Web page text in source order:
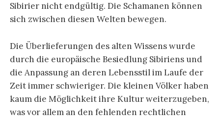
Sibirier nicht endgültig. Die Schamanen können
sich zwischen diesen Welten bewegen.
Die Überlieferungen des alten Wissens wurde
durch die europäische Besiedlung Sibiriens und
die Anpassung an deren Lebensstil im Laufe der
Zeit immer schwieriger. Die kleinen Völker haben
kaum die Möglichkeit ihre Kultur weiterzugeben,
was vor allem an den fehlenden rechtlichen